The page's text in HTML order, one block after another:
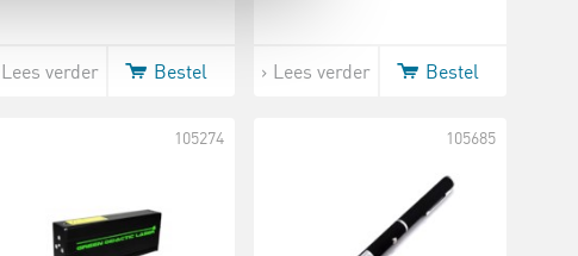
Lees verder Bestel Lees verder Bestel
105274 105685